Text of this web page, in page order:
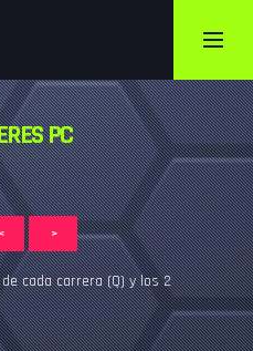
PC
< >
cada carrera (Q) y los 2